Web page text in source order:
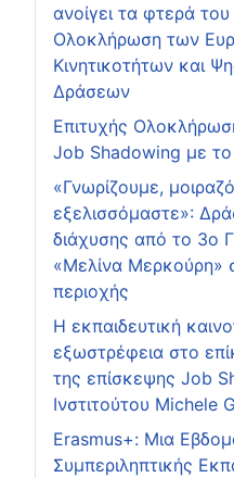
ανοίγει τα φτερά
Ολοκλήρωση των
Κινητικοτήτων και
Δράσεων
Επιτυχής
Job Shadowing με το
«Γνωρίζουμε,
εξελισσόμαστε»:
διάχυσης από το 3ο
«Μελίνα Μερκούρη»
περιοχής
Η εκπαιδευτική
εξωστρέφεια στο
της επίσκεψης Job
Ινστιτούτου Michele
Erasmus+: Μια
Συμπεριληπτικής